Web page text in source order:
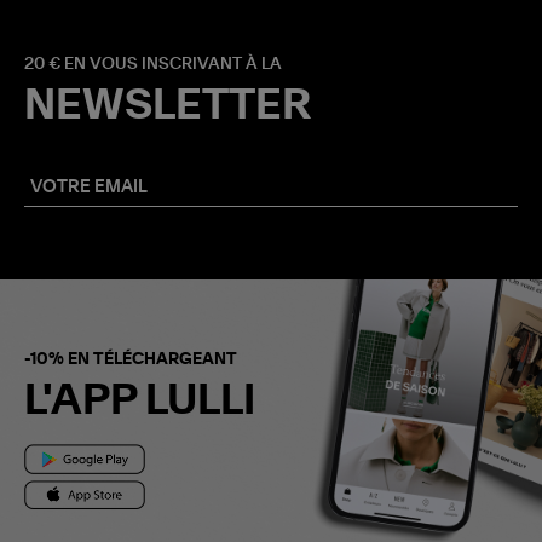
20 € EN VOUS INSCRIVANT À LA
NEWSLETTER
-10% EN TÉLÉCHARGEANT
L'APP LULLI